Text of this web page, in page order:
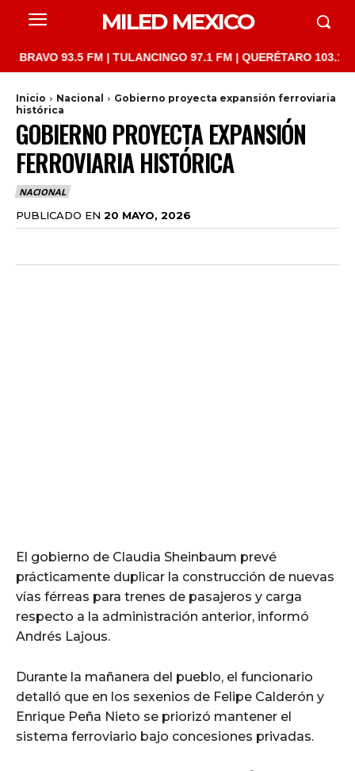
MILED MEXICO
93.5 FM | TULANCINGO 97.1 FM | QUERÉTARO 103.1 FM
Inicio Nacional
Gobierno proyecta expansión ferroviaria
histórica
GOBIERNO PROYECTA EXPANSIÓN
FERROVIARIA HISTÓRICA
NACIONAL
PUBLICADO EN 20 MAYO, 2026
El gobierno de Claudia Sheinbaum prevé
prácticamente duplicar la construcción de nuevas
vías férreas para trenes de pasajeros y carga
respecto a la administración anterior, informó
Andrés Lajous.
Durante la mañanera del pueblo, el funcionario
detalló que en los sexenios de Felipe Calderón y
Enrique Peña Nieto se priorizó mantener el
sistema ferroviario bajo concesiones privadas.